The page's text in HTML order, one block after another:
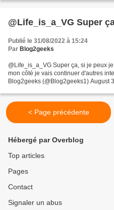
@Life_is_a_VG Super
Publié le 31/08/2022 à 15:24
Par Blog2geeks
@Life_is_a_VG Super ça, si je peux
mon côté je vais continuer d'autres
Blog2geeks (@Blog2geeks1) August
< Page précédente
Hébergé par Overblog
Top articles
Pages
Contact
Signaler un abus